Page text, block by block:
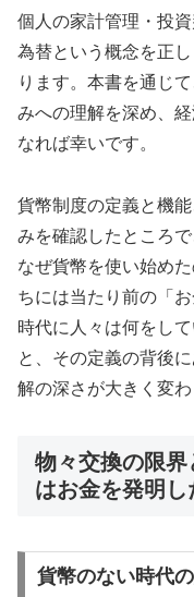
個人の家計管理・投
為替という概念を正
ります。本書を通じ
みへの理解を深め、
なれば幸いです。
貨幣制度の定義と機
みを確認したところ
なぜ貨幣を使い始め
ちには当たり前の「
時代に人々は何をし
と、その定義の背後
解の深さが大きく変わ
物々交換の限
はお金を発明し
貨幣のない時代